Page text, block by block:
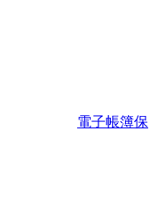
電子帳簿保